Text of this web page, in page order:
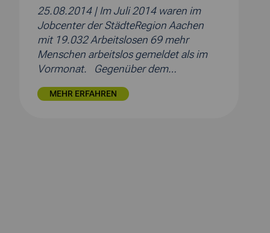
25.08.2014 | Im Juli 2014 waren im
Jobcenter der StädteRegion Aachen
mit 19.032 Arbeitslosen 69 mehr
Menschen arbeitslos gemeldet als im
Vormonat. Gegenüber dem…
MEHR ERFAHREN